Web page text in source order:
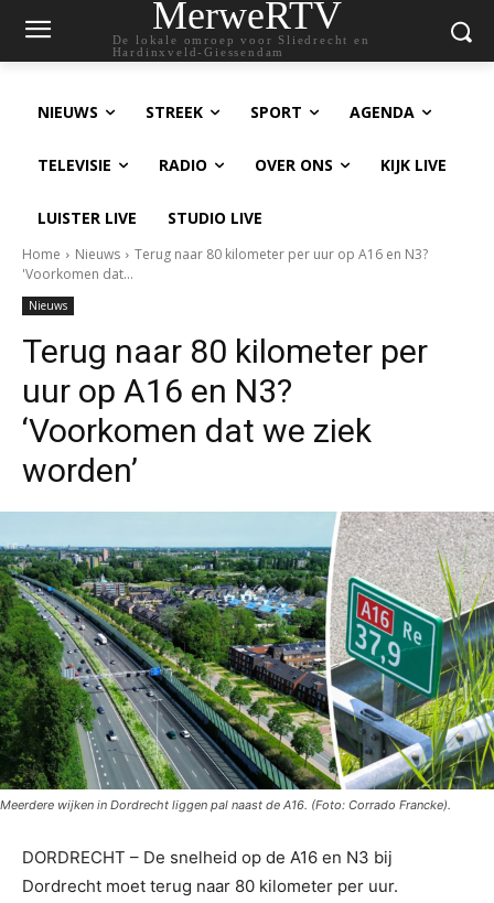
MerweRTV
De lokale omroep voor Sliedrecht en
Hardinxveld-Giessendam
NIEUWS STREEK SPORT AGENDA
TELEVISIE RADIO OVER ONS KIJK LIVE
LUISTER LIVE STUDIO LIVE
Home Nieuws
Terug naar 80 kilometer per uur op A16 en N3?
'Voorkomen dat...
Nieuws
Terug naar 80 kilometer per
uur op A16 en N3?
‘Voorkomen dat we ziek
worden’
Meerdere wijken in Dordrecht liggen pal naast de A16. (Foto: Corrado Francke).
DORDRECHT – De snelheid op de A16 en N3 bij
Dordrecht moet terug naar 80 kilometer per uur.